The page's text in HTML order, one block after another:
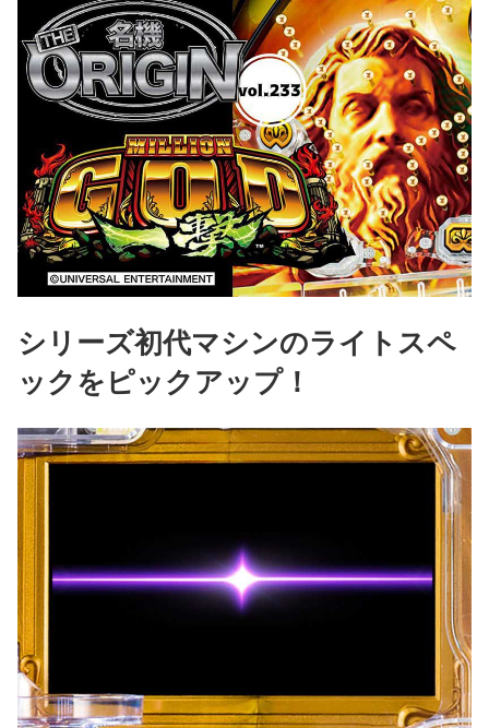
シリーズ初代マシンのライトスペ
ックをピックアップ！